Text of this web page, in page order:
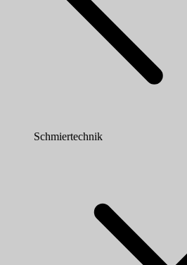
Schmiertechnik